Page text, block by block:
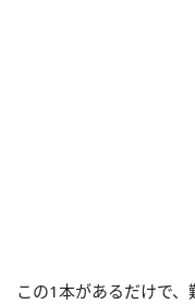
この1本があるだけで